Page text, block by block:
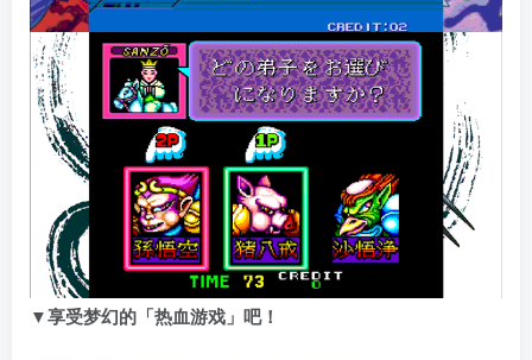
▼享受梦幻的「热血游戏」吧！